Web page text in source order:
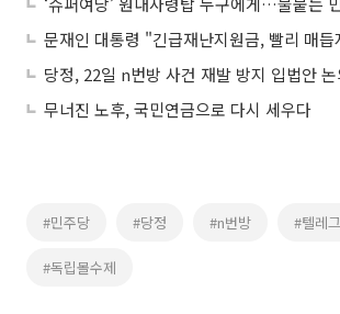
문재인 대통령 "긴급재난지원금, 빨리 매듭
당정, 22일 n번방 사건 재발 방지 입법안 논
무너진 노후, 국민연금으로 다시 세우다
#민주당 #당정 #n번방 #텔레
#독립몰수제